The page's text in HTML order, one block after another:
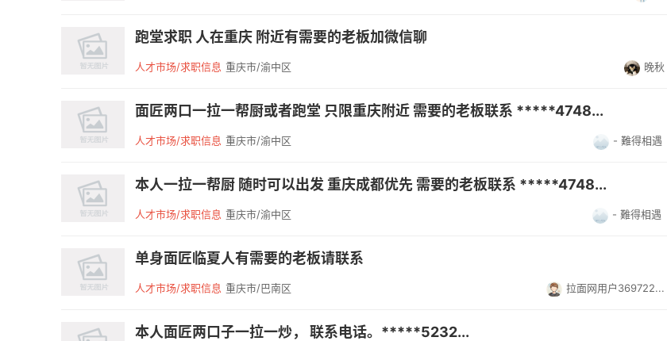
跑堂求职 人在重庆 附近有需要的老板加微信聊
人才市场/求职信息 重庆市/渝中区 晚秋
面匠两口一拉一帮厨或者跑堂 只限重庆附近 需要的老板联系 *****4748...
人才市场/求职信息 重庆市/渝中区 - 難得相遇
本人一拉一帮厨 随时可以出发 重庆成都优先 需要的老板联系 *****4748...
人才市场/求职信息 重庆市/渝中区 - 難得相遇
单身面匠临夏人有需要的老板请联系
人才市场/求职信息 重庆市/巴南区 拉面网用户369722...
本人面匠两口子一拉一炒， 联系电话。*****5232...